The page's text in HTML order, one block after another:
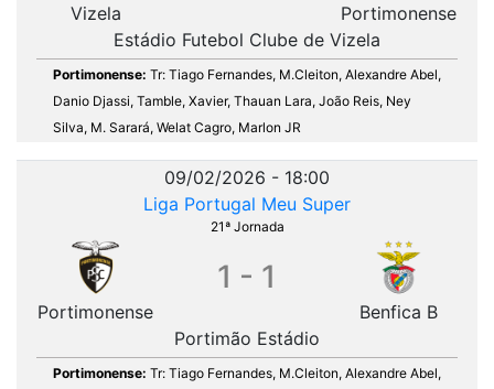
Vizela
Portimonense
Estádio Futebol Clube de Vizela
Portimonense: Tr: Tiago Fernandes, M.Cleiton, Alexandre Abel,
Danio Djassi, Tamble, Xavier, Thauan Lara, João Reis, Ney
Silva, M. Sarará, Welat Cagro, Marlon JR
09/02/2026 - 18:00
Liga Portugal Meu Super
21ª Jornada
Portimonense
1 - 1
Benfica B
Portimão Estádio
Portimonense: Tr: Tiago Fernandes, M.Cleiton, Alexandre Abel,